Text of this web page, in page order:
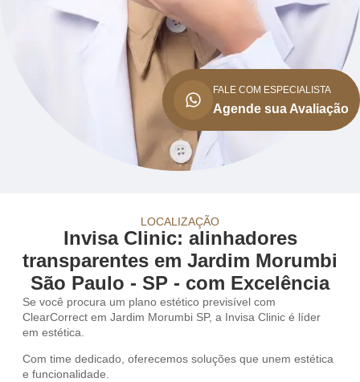
FALE COM ESPECIALISTA
Agende sua Avaliação
LOCALIZAÇÃO
Invisa Clinic: alinhadores
transparentes em Jardim Morumbi
São Paulo - SP - com Excelência
Se você procura um plano estético previsível com
ClearCorrect em Jardim Morumbi SP, a Invisa Clinic é líder
em estética.
Com time dedicado, oferecemos soluções que unem estética
e funcionalidade.